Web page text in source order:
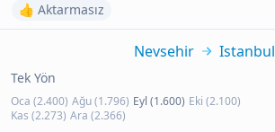
👍 Aktarmasız
Nevsehir Istanbul
Tek Yön
Oca (2.400) Ağu (1.796) Eyl (1.600) Eki (2.100)
Kas (2.273) Ara (2.366)